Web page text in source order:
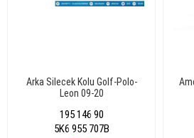
Arka Silecek Kolu Golf-Polo-
Leon 09-20
195 146 90
5K6 955 707B